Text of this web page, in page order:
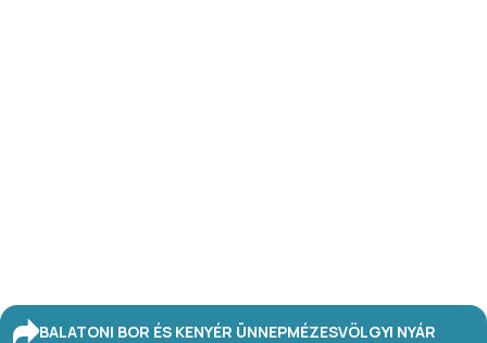
BALATONI BOR ÉS KENYÉR ÜNNEPMÉZESVÖLGYI NYÁR